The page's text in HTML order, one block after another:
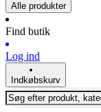
Alle produkter
Find butik
Log ind
Indkøbskurv